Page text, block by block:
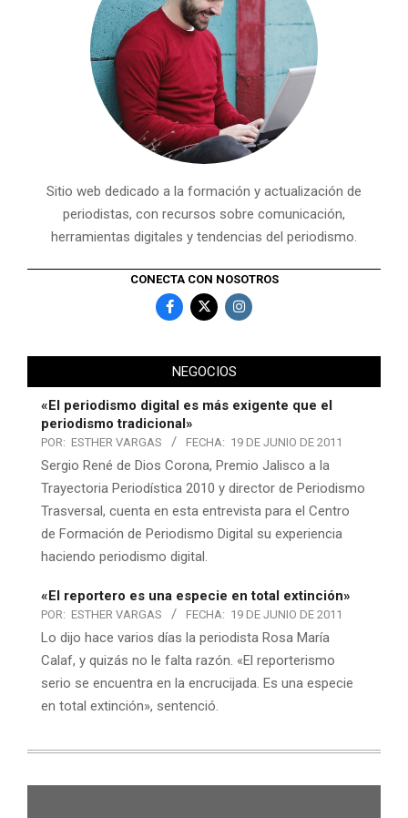
Sitio web dedicado a la formación y actualización de
periodistas, con recursos sobre comunicación,
herramientas digitales y tendencias del periodismo.
CONECTA CON NOSOTROS
NEGOCIOS
«El periodismo digital es más exigente que el
periodismo tradicional»
POR: ESTHER VARGAS FECHA: 19 DE JUNIO DE 2011
Sergio René de Dios Corona, Premio Jalisco a la
Trayectoria Periodística 2010 y director de Periodismo
Trasversal, cuenta en esta entrevista para el Centro
de Formación de Periodismo Digital su experiencia
haciendo periodismo digital.
«El reportero es una especie en total extinción»
POR: ESTHER VARGAS FECHA: 19 DE JUNIO DE 2011
Lo dijo hace varios días la periodista Rosa María
Calaf, y quizás no le falta razón. «El reporterismo
serio se encuentra en la encrucijada. Es una especie
en total extinción», sentenció.